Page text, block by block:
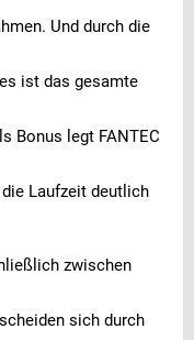
Und durch die
ist das gesamte
Bonus legt FANTEC
Laufzeit deutlich
zwischen
sich durch